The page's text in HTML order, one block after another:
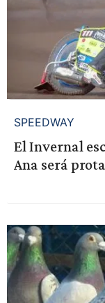
SPEEDWAY
El Invernal
Ana será